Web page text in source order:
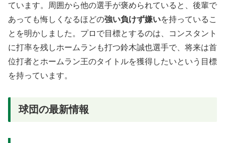
ています。周囲から他の選手が褒められていると、後輩で
あっても悔しくなるほどの強い負けず嫌いを持っているこ
とを明かしました。プロで目標とするのは、コンスタント
に打率を残しホームランも打つ鈴木誠也選手で、将来は首
位打者とホームラン王のタイトルを獲得したいという目標
を持っています。
球団の最新情報